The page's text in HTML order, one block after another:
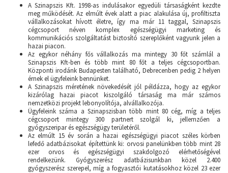
A Szinapszis Kft. 1998-as indulásakor egyedüli társaságként kezdte
meg működését. Az elmúlt évek alatt a piac alakulása új, profiltiszta
vállalkozásokat hívott életre, így ma már 11 taggal, Szinapszis
cégcsoport néven komplex egészségügyi marketing és
kommunikációs szolgáltatást biztosító szereplőként vagyunk jelen a
hazai piacon.
Az egykor néhány fős vállalkozás ma mintegy 30 főt számlál a
Szinapszis Kft-ben és több mint 80 főt a teljes cégcsoportban.
Központi irodánk Budapesten található, Debrecenben pedig 2 helyen
érnek el ügyfeleink bennünket.
A Szinapszis méretének növekedését jól példázza, hogy az egykor
kizárólag hazai piacot kiszolgáló társaság ma már számos
nemzetközi projekt lebonyolítója, alvállalkozója.
Ügyfeleink száma a Szinapszisban több mint 80 cég, míg a teljes
cégcsoport mintegy 300 partnert szolgál ki, jellemzően a
gyógyszeripar és egészségügy területéről.
Az elmúlt 15 év során a hazai egészségügyi piacot széles körben
lefedő adatbázisokat építettünk ki: orvosi panelünkben több mint 28
ezer orvos és egészségügyi szakdolgozó elérhetőségével
rendelkezünk. Gyógyszerész adatbázisunkban közel 2.400
gyógyszerész szerepel, míg a fogyasztói kutatásokhoz közel 23 ezer